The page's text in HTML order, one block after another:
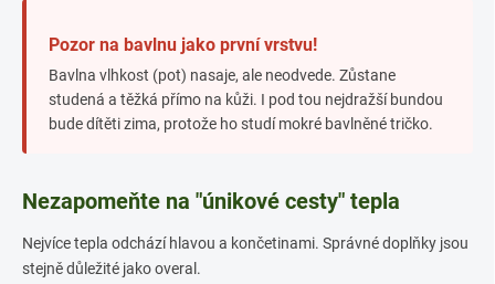
Pozor na bavlnu jako první vrstvu!
Bavlna vlhkost (pot) nasaje, ale neodvede. Zůstane
studená a těžká přímo na kůži. I pod tou nejdražší bundou
bude dítěti zima, protože ho studí mokré bavlněné tričko.
Nezapomeňte na "únikové cesty" tepla
Nejvíce tepla odchází hlavou a končetinami. Správné doplňky jsou
stejně důležité jako overal.